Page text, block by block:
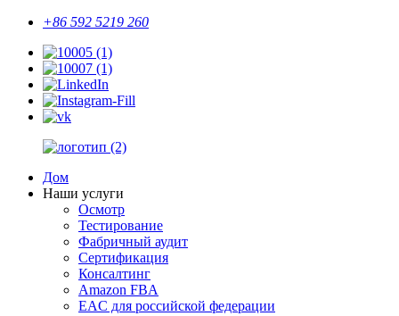
+86 592 5219 260
Дом
Наши услуги
Осмотр
Тестирование
Фабричный аудит
Сертификация
Консалтинг
Amazon FBA
EAC для российской федерации